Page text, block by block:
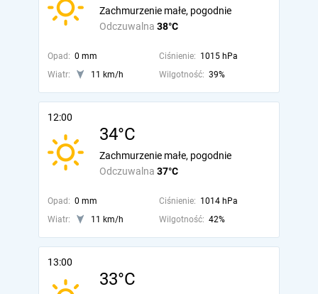
Odczuwalna 38°C
Zachmurzenie małe, pogodnie
Opad: 0 mm Ciśnienie: 1015 hPa
Wiatr:
11 km/h Wilgotność: 39%
12:00
34°C
Odczuwalna 37°C
Zachmurzenie małe, pogodnie
Opad: 0 mm Ciśnienie: 1014 hPa
Wiatr:
11 km/h Wilgotność: 42%
13:00
33°C